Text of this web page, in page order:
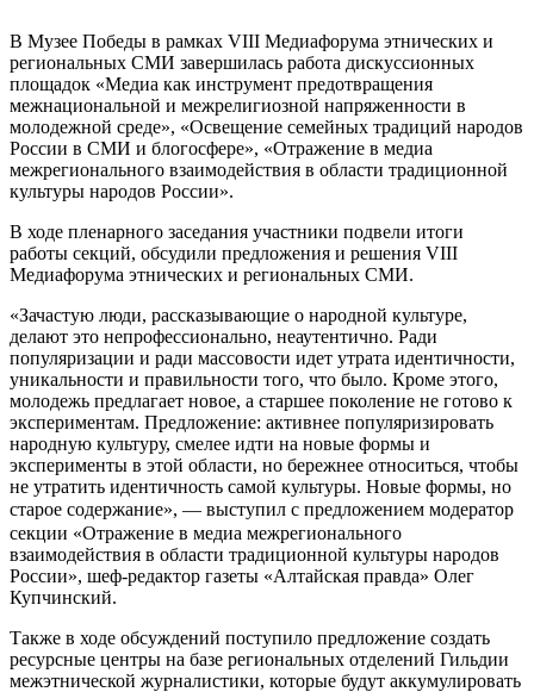
В Музее Победы в рамках VIII Медиафорума этнических и
региональных СМИ завершилась работа дискуссионных
площадок «Медиа как инструмент предотвращения
межнациональной и межрелигиозной напряженности в
молодежной среде», «Освещение семейных традиций народов
России в СМИ и блогосфере», «Отражение в медиа
межрегионального взаимодействия в области традиционной
культуры народов России».
В ходе пленарного заседания участники подвели итоги
работы секций, обсудили предложения и решения VIII
Медиафорума этнических и региональных СМИ.
«Зачастую люди, рассказывающие о народной культуре,
делают это непрофессионально, неаутентично. Ради
популяризации и ради массовости идет утрата идентичности,
уникальности и правильности того, что было. Кроме этого,
молодежь предлагает новое, а старшее поколение не готово к
экспериментам. Предложение: активнее популяризировать
народную культуру, смелее идти на новые формы и
эксперименты в этой области, но бережнее относиться, чтобы
не утратить идентичность самой культуры. Новые формы, но
старое содержание», — выступил с предложением модератор
секции «Отражение в медиа межрегионального
взаимодействия в области традиционной культуры народов
России», шеф-редактор газеты «Алтайская правда» Олег
Купчинский.
Также в ходе обсуждений поступило предложение создать
ресурсные центры на базе региональных отделений Гильдии
межэтнической журналистики, которые будут аккумулировать